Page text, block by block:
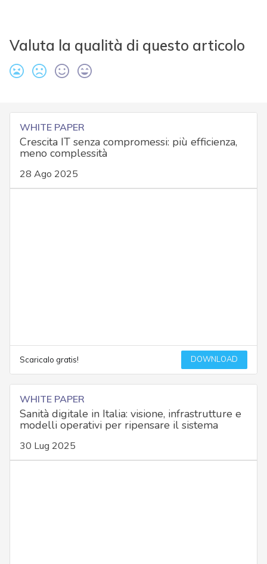
Valuta la qualità di questo articolo
WHITE PAPER
Crescita IT senza compromessi: più efficienza,
meno complessità
28 Ago 2025
Scaricalo gratis! DOWNLOAD
WHITE PAPER
Sanità digitale in Italia: visione, infrastrutture e
modelli operativi per ripensare il sistema
30 Lug 2025